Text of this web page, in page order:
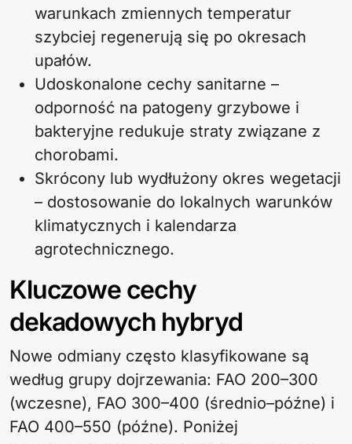
warunkach zmiennych temperatur
szybciej regenerują się po okresach
upałów.
Udoskonalone cechy sanitarne –
odporność na patogeny grzybowe i
bakteryjne redukuje straty związane z
chorobami.
Skrócony lub wydłużony okres wegetacji
– dostosowanie do lokalnych warunków
klimatycznych i kalendarza
agrotechnicznego.
Kluczowe cechy
dekadowych hybryd
Nowe odmiany często klasyfikowane są
według grupy dojrzewania: FAO 200–300
(wczesne), FAO 300–400 (średnio–późne) i
FAO 400–550 (późne). Poniżej